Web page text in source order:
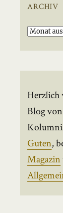
ARCHIV
Archiv
Herzlich
Blog
Guten,
Magazin